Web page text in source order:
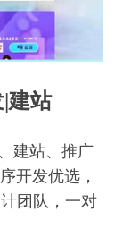
建站
建站、推广
开发优选，
团队，一对